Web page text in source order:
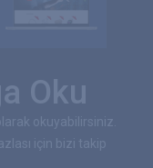
Oku
okuyabilirsiniz.
için bizi takip